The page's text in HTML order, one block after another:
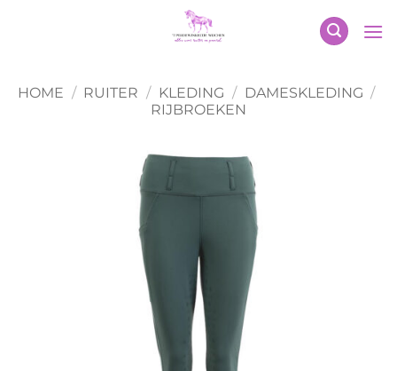
HOME / RUITER / KLEDING / DAMESKLEDING /
RIJBROEKEN